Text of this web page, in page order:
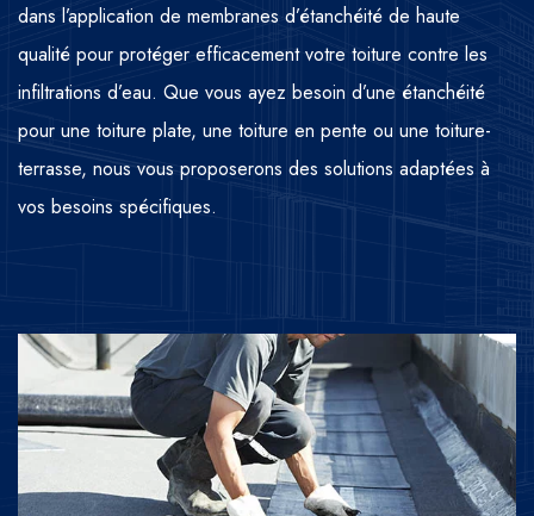
dans l’application de membranes d’étanchéité de haute
qualité pour protéger efficacement votre toiture contre les
infiltrations d’eau. Que vous ayez besoin d’une étanchéité
pour une toiture plate, une toiture en pente ou une toiture-
terrasse, nous vous proposerons des solutions adaptées à
vos besoins spécifiques.